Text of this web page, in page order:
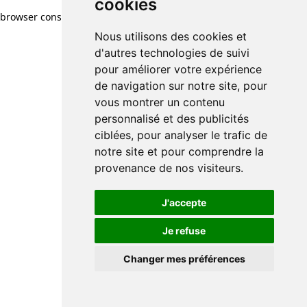
cookies
Nous utilisons des cookies et
d'autres technologies de suivi
pour améliorer votre expérience
de navigation sur notre site, pour
vous montrer un contenu
personnalisé et des publicités
ciblées, pour analyser le trafic de
notre site et pour comprendre la
provenance de nos visiteurs.
J'accepte
Je refuse
Changer mes préférences
browser console for more information)